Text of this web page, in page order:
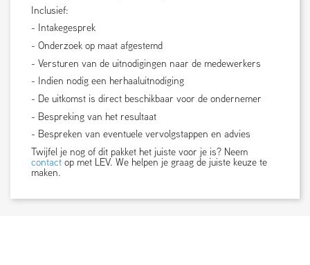
Inclusief:
- Intakegesprek
- Onderzoek op maat afgestemd
- Versturen van de uitnodigingen naar de medewerkers
- Indien nodig een herhaaluitnodiging
- De uitkomst is direct beschikbaar voor de ondernemer
- Bespreking van het resultaat
- Bespreken van eventuele vervolgstappen en advies
Twijfel je nog of dit pakket het juiste voor je is? Neem
contactop met LEV. We helpen je graag de juiste keuze te
maken.